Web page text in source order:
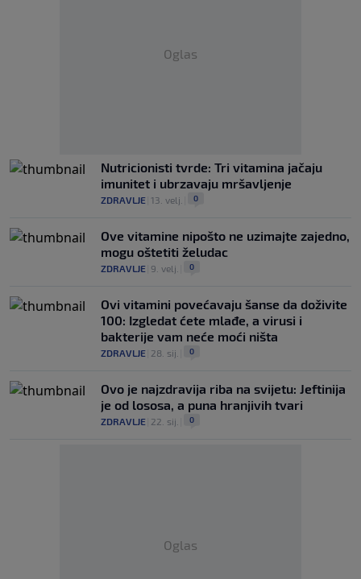
Oglas
Nutricionisti tvrde: Tri vitamina jačaju
imunitet i ubrzavaju mršavljenje
ZDRAVLJE 13. velj. 0
Ove vitamine nipošto ne uzimajte zajedno,
mogu oštetiti želudac
ZDRAVLJE 9. velj. 0
Ovi vitamini povećavaju šanse da doživite
100: Izgledat ćete mlađe, a virusi i
bakterije vam neće moći ništa
ZDRAVLJE 28. sij. 0
Ovo je najzdravija riba na svijetu: Jeftinija
je od lososa, a puna hranjivih tvari
ZDRAVLJE 22. sij. 0
Oglas